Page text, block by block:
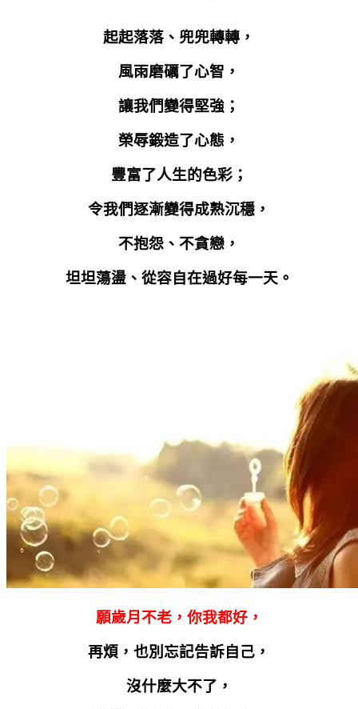
起起落落、兜兜轉轉，
風雨磨礪了心智，
讓我們變得堅強；
榮辱鍛造了心態，
豐富了人生的色彩；
令我們逐漸變得成熟沉穩，
不抱怨、不貪戀，
坦坦蕩盪、從容自在過好每一天。
願歲月不老，你我都好，
再煩，也別忘記告訴自己，
沒什麼大不了，